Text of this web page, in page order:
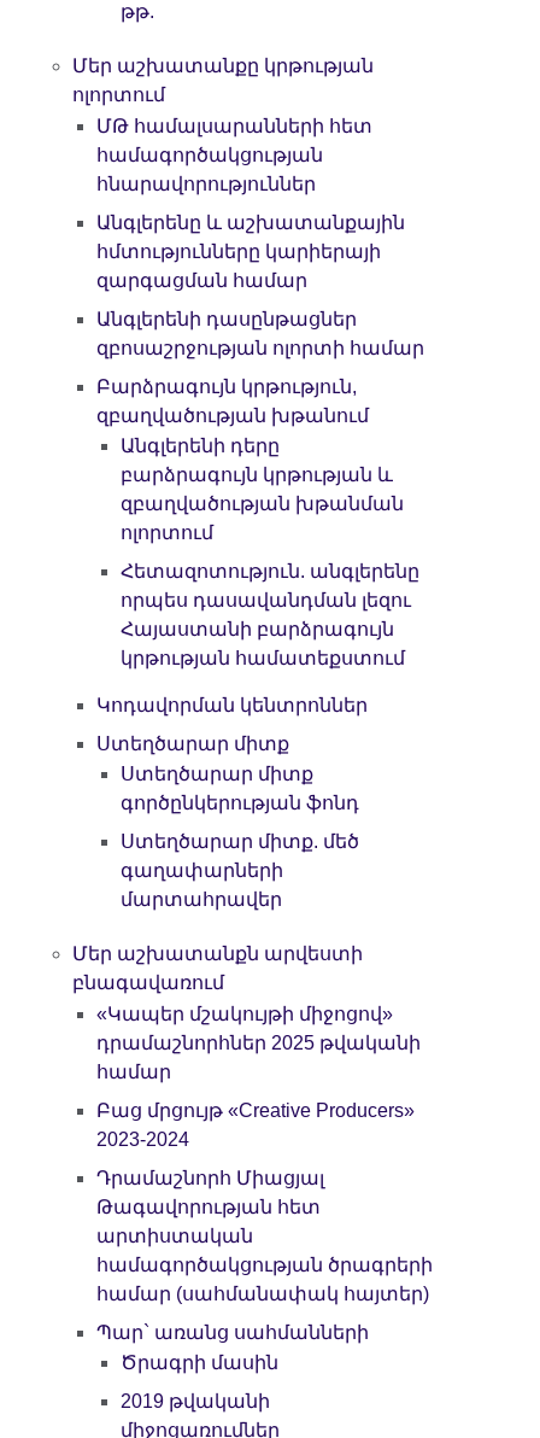
թթ.
Մեր աշխատանքը կրթության
ոլորտում
ՄԹ համալսարանների հետ
համագործակցության
հնարավորություններ
Անգլերենը և աշխատանքային
հմտությունները կարիերայի
զարգացման համար
Անգլերենի դասընթացներ
զբոսաշրջության ոլորտի համար
Բարձրագույն կրթություն,
զբաղվածության խթանում
Անգլերենի դերը
բարձրագույն կրթության և
զբաղվածության խթանման
ոլորտում
Հետազոտություն. անգլերենը
որպես դասավանդման լեզու
Հայաստանի բարձրագույն
կրթության համատեքստում
Կոդավորման կենտրոններ
Ստեղծարար միտք
Ստեղծարար միտք
գործընկերության ֆոնդ
Ստեղծարար միտք. մեծ
գաղափարների
մարտահրավեր
Մեր աշխատանքն արվեստի
բնագավառում
«Կապեր մշակույթի միջոցով»
դրամաշնորհներ 2025 թվականի
համար
Բաց մրցույթ «Creative Producers»
2023-2024
Դրամաշնորհ Միացյալ
Թագավորության հետ
արտիստական
համագործակցության ծրագրերի
համար (սահմանափակ հայտեր)
Պար` առանց սահմանների
Ծրագրի մասին
2019 թվականի
միջոցառումներ